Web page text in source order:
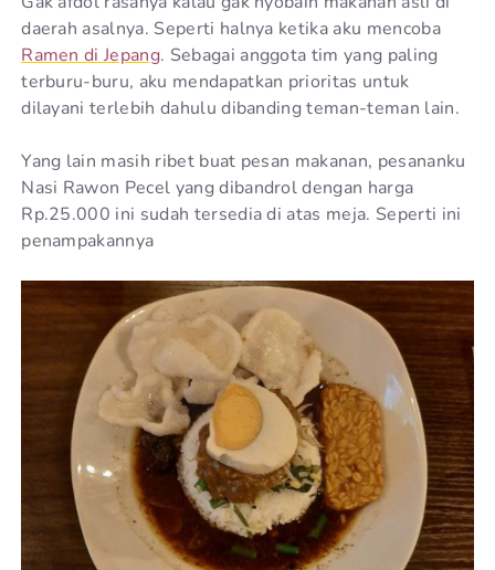
daerah asalnya. Seperti halnya ketika aku mencoba
Ramen di Jepang. Sebagai anggota tim yang paling
terburu-buru, aku mendapatkan prioritas untuk
dilayani terlebih dahulu dibanding teman-teman lain.
Yang lain masih ribet buat pesan makanan, pesananku
Nasi Rawon Pecel yang dibandrol dengan harga
Rp.25.000 ini sudah tersedia di atas meja. Seperti ini
penampakannya